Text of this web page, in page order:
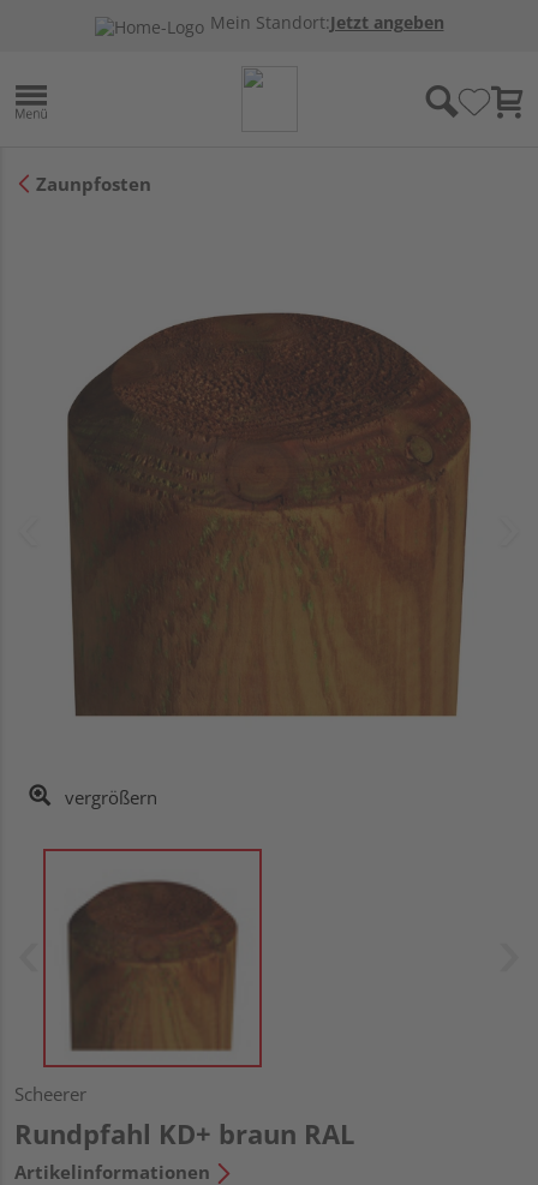
Mein Standort:Jetzt angeben
Zaunpfosten
vergrößern
Scheerer
Rundpfahl KD+ braun RAL
Artikelinformationen